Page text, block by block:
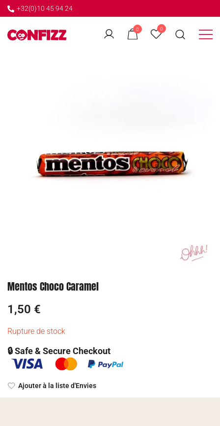
+32(0)10 45 94 24
0 0
← GO BACK
Mentos Choco Caramel
1,50 €
Rupture de stock
🔒 Safe & Secure Checkout
Ajouter à la liste d'Envies